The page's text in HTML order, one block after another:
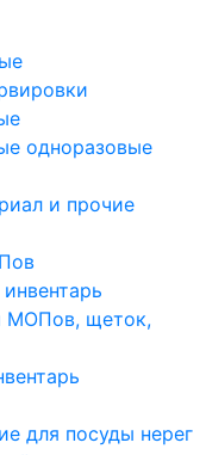
одноразовые
и прочие
МОПов, щеток,
для посуды нерег